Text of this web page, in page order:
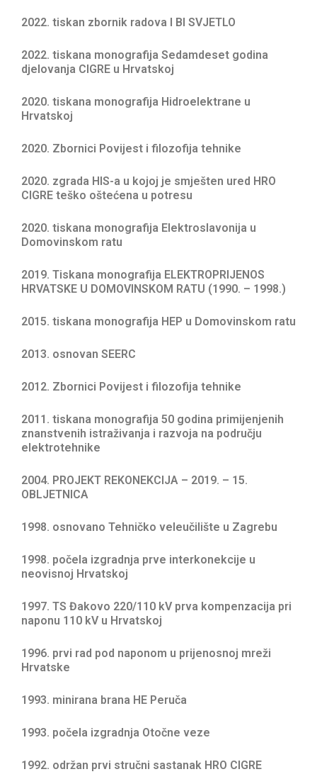
2022. tiskan zbornik radova I BI SVJETLO
2022. tiskana monografija Sedamdeset godina
djelovanja CIGRE u Hrvatskoj
2020. tiskana monografija Hidroelektrane u
Hrvatskoj
2020. Zbornici Povijest i filozofija tehnike
2020. zgrada HIS-a u kojoj je smješten ured HRO
CIGRE teško oštećena u potresu
2020. tiskana monografija Elektroslavonija u
Domovinskom ratu
2019. Tiskana monografija ELEKTROPRIJENOS
HRVATSKE U DOMOVINSKOM RATU (1990. – 1998.)
2015. tiskana monografija HEP u Domovinskom ratu
2013. osnovan SEERC
2012. Zbornici Povijest i filozofija tehnike
2011. tiskana monografija 50 godina primijenjenih
znanstvenih istraživanja i razvoja na području
elektrotehnike
2004. PROJEKT REKONEKCIJA – 2019. – 15.
OBLJETNICA
1998. osnovano Tehničko veleučilište u Zagrebu
1998. počela izgradnja prve interkonekcije u
neovisnoj Hrvatskoj
1997. TS Đakovo 220/110 kV prva kompenzacija pri
naponu 110 kV u Hrvatskoj
1996. prvi rad pod naponom u prijenosnoj mreži
Hrvatske
1993. minirana brana HE Peruča
1993. počela izgradnja Otočne veze
1992. održan prvi stručni sastanak HRO CIGRE